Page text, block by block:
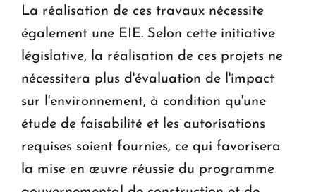
La réalisation de ces travaux nécessite
également une EIE. Selon cette initiative
législative, la réalisation de ces projets ne
nécessitera plus d'évaluation de l'impact
sur l'environnement, à condition qu'une
étude de faisabilité et les autorisations
requises soient fournies, ce qui favorisera
la mise en œuvre réussie du programme